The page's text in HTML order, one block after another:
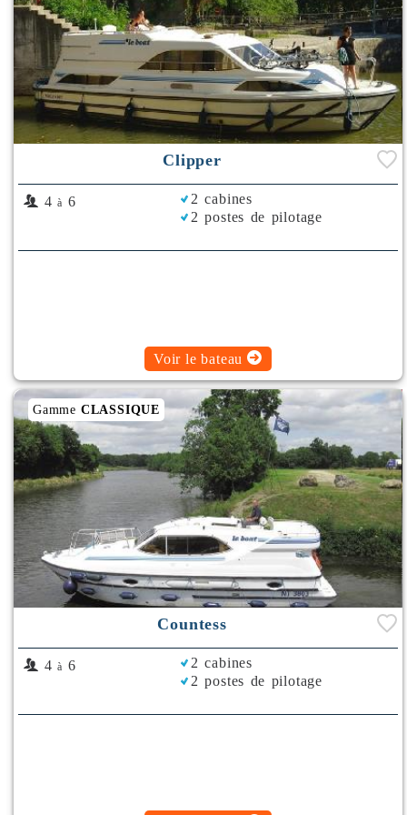
Clipper
4 à 6
2 cabines
2 postes de pilotage
Voir le bateau
Gamme CLASSIQUE
Countess
4 à 6
2 cabines
2 postes de pilotage